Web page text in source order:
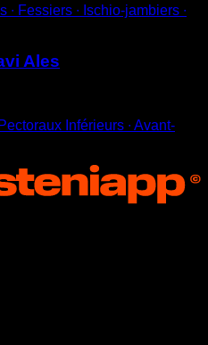
∙ Fessiers ∙ Ischio-jambiers ∙
Ales
Inférieurs ∙ Avant-